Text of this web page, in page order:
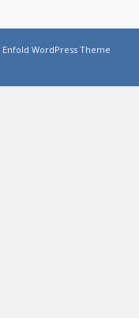
Enfold WordPress Theme